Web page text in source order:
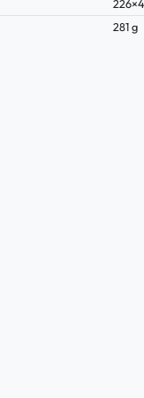
281 g